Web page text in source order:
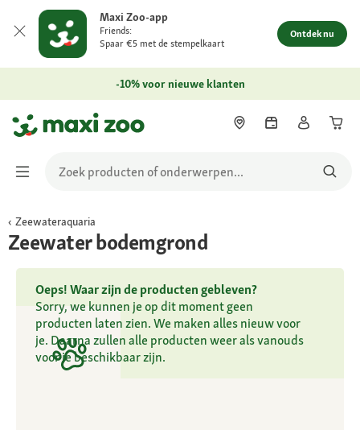
Maxi Zoo-app
Friends:
Spaar €5 met de stempelkaart
Ontdek nu
-10% voor nieuwe klanten
Zeewateraquaria
Zeewater bodemgrond
Oeps! Waar zijn de producten gebleven?
Sorry, we kunnen je op dit moment geen
producten laten zien. We maken alles nieuw voor
je. Daarna zullen alle producten weer als vanouds
voor je beschikbaar zijn.